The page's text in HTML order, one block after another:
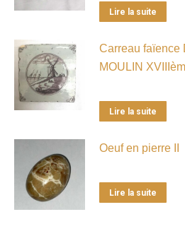
Lire la suite
Carreau faïence
MOULIN
Lire la suite
Oeuf en pierre II
Lire la suite